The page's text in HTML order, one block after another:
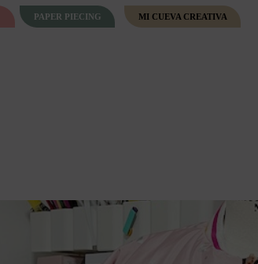
PAPER PIECING MI CUEVA CREATIVA